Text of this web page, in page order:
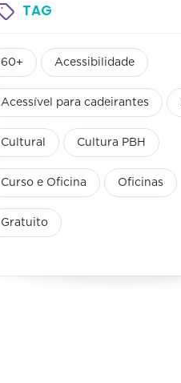
TAG
60+ Acessibilidade
Acessível para cadeirantes
Cultural Cultura PBH
Curso e Oficina Oficinas
Gratuito